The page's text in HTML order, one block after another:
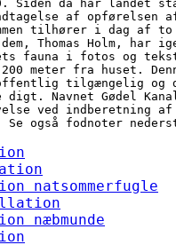
Siden da har landet
af opførelsen
tilhører i dag af
Thomas Holm, har
fauna i fotos og
meter fra huset.
tilgængelig og
Navnet Gødel
ved indberetning
Se også fodnoter
natsommerfugle
næbmunde